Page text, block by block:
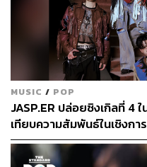
MUSIC / POP
JASP.ER ปล่อยซิงเกิลที่ 4
เทียบความสัมพันธ์ในเชิงกา